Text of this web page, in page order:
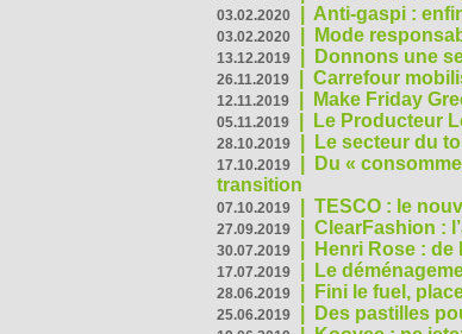
03.02.2020 Anti-gaspi :
03.02.2020 Mode
13.12.2019 Donnons une
26.11.2019 Carrefour
12.11.2019 Make Friday
05.11.2019 Le Producteur
28.10.2019 Le secteur du
17.10.2019
Du «
transition
07.10.2019 TESCO : le
27.09.2019 ClearFashion :
30.07.2019 Henri Rose :
17.07.2019 Le
28.06.2019 Fini le fuel,
25.06.2019 Des pastilles